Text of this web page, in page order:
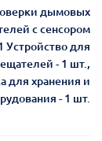
дымовых
с сенсором
Устройство для
- 1 шт.,
для хранения и
- 1 шт.